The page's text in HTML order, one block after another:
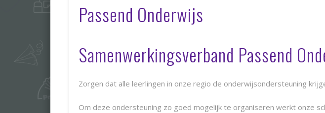
Passend Onderwijs
Samenwerkingsverband Passend
Zorgen dat alle leerlingen in onze regio de onderwijsondersteuning
Om deze ondersteuning zo goed mogelijk te organiseren werkt onze